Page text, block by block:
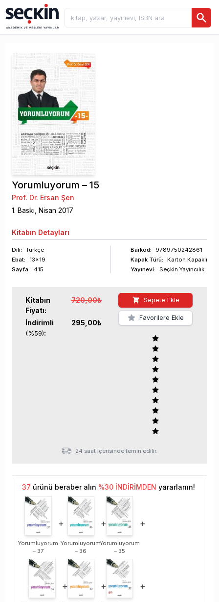
Yorumluyorum – 15
Prof. Dr. Ersan Şen
1. Baskı, Nisan 2017
Kitabın Detayları
Dili:
Türkçe
Ebat:
13x19
Sayfa: 415
Barkod:
9789750242861
Kapak Türü:
Karton Kapaklı
Yayınevi:
Seçkin Yayıncılık
Kitabın
Fiyatı:
720,00₺
İndirimli
(%59):
295,00₺
Sepete Ekle
Favorilere Ekle
24 saat içerisinde temin edilir.
37 ürünü beraber alın %30 İNDİRİMDEN yararlanın!
Yorumluyorum
– 37
+
Yorumluyorum
– 36
+
Yorumluyorum
– 35
+
+ + +